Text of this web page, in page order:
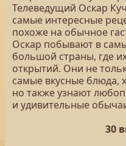
Телеведущий Оскар
самые интересные
похоже на обычное
Оскар побывают в
большой страны, где
открытий. Они не
самые вкусные блюда,
но также узнают
и удивительные
30